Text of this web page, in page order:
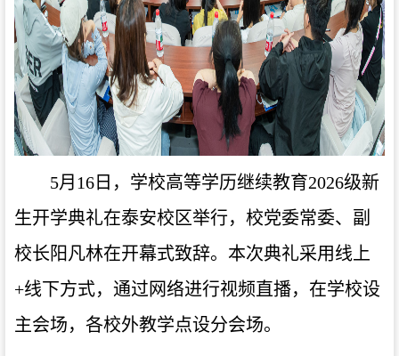
5月16日，学校高等学历继续教育2026级新
生开学典礼在泰安校区举行，校党委常委、副
校长阳凡林在开幕式致辞。本次典礼采用线上
+线下方式，通过网络进行视频直播，在学校设
主会场，各校外教学点设分会场。